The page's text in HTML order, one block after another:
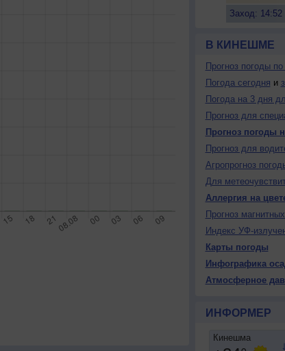
Заход: 14:52
В КИНЕШМЕ
Прогноз погоды
Погода сегодня и
Погода на 3 дня
Прогноз для
Прогноз погоды
Прогноз для
Агропрогноз
Для
Аллергия на
Прогноз
Индекс УФ-
Карты погоды
Инфографика
Атмосферное
ИНФОРМЕР